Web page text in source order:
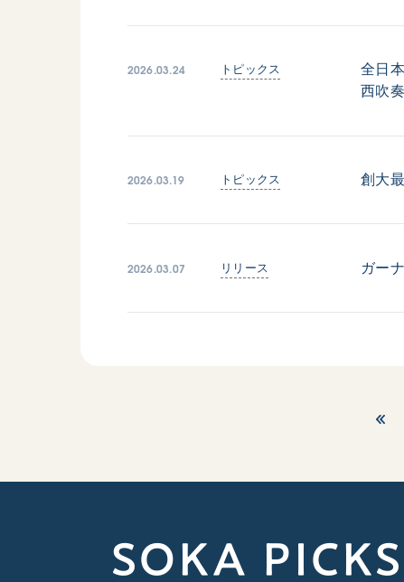
2026.03.24 トピックス
全日
西吹
2026.03.19 トピックス 創大
2026.03.07 リリース ガー
SOKA PICKS